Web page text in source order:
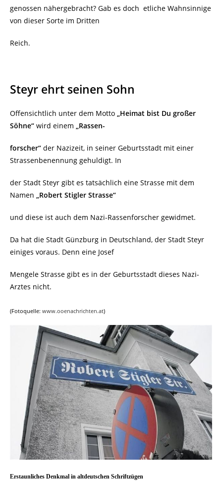
genossen nähergebracht? Gab es doch etliche Wahnsinnige
von dieser Sorte im Dritten
Reich.
Steyr ehrt seinen Sohn
Offensichtlich unter dem Motto „Heimat bist Du großer
Söhne“ wird einem „Rassen-
forscher“ der Nazizeit, in seiner Geburtsstadt mit einer
Strassenbenennung gehuldigt. In
der Stadt Steyr gibt es tatsächlich eine Strasse mit dem
Namen „Robert Stigler Strasse“
und diese ist auch dem Nazi-Rassenforscher gewidmet.
Da hat die Stadt Günzburg in Deutschland, der Stadt Steyr
einiges voraus. Denn eine Josef
Mengele Strasse gibt es in der Geburtsstadt dieses Nazi-
Arztes nicht.
(Fotoquelle: www.ooenachrichten.at)
Erstaunliches Denkmal in altdeutschen Schriftzügen